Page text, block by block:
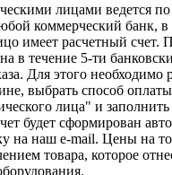
лицами ведется
коммерческий банк,
имеет расчетный счет.
в течение 5-ти
Для этого необходимо
выбрать способ
лица" и
будет сформирован
на наш e-mail. Цены на
товара, которое